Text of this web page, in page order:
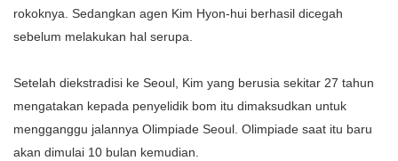
rokoknya. Sedangkan agen Kim Hyon-hui berhasil dicegah
sebelum melakukan hal serupa.
Setelah diekstradisi ke Seoul, Kim yang berusia sekitar 27 tahun
mengatakan kepada penyelidik bom itu dimaksudkan untuk
mengganggu jalannya Olimpiade Seoul. Olimpiade saat itu baru
akan dimulai 10 bulan kemudian.